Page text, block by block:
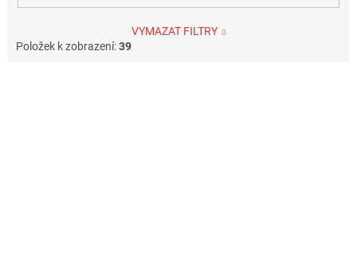
VYMAZAT FILTRY
Položek k zobrazení:39